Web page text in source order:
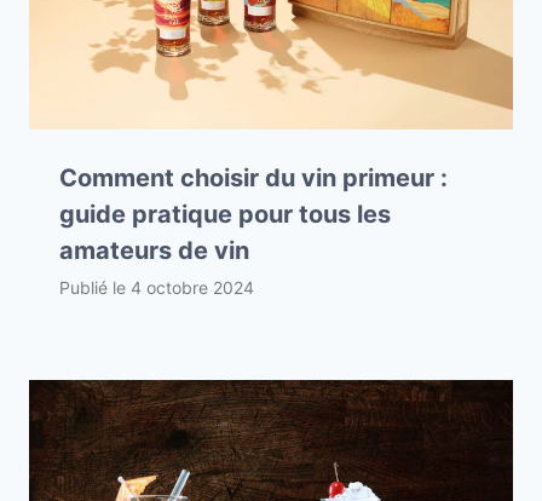
Comment choisir du vin primeur :
guide pratique pour tous les
amateurs de vin
Publié le 4 octobre 2024